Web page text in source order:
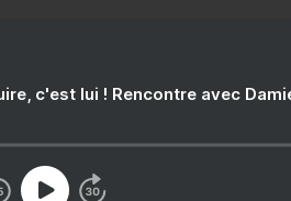
c'est lui ! Rencontre avec